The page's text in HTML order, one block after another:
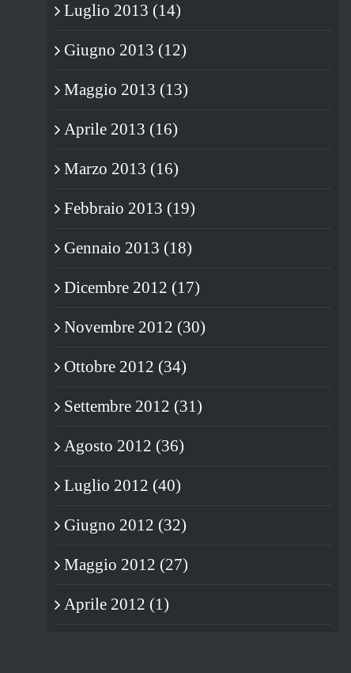
Luglio 2013 (14)
Giugno 2013 (12)
Maggio 2013 (13)
Aprile 2013 (16)
Marzo 2013 (16)
Febbraio 2013 (19)
Gennaio 2013 (18)
Dicembre 2012 (17)
Novembre 2012 (30)
Ottobre 2012 (34)
Settembre 2012 (31)
Agosto 2012 (36)
Luglio 2012 (40)
Giugno 2012 (32)
Maggio 2012 (27)
Aprile 2012 (1)